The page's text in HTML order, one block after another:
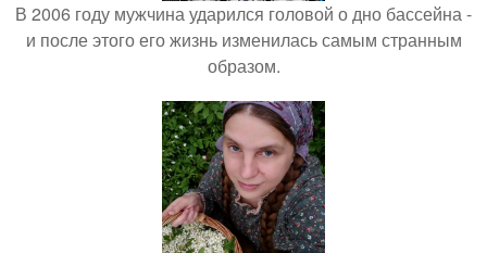
В 2006 году мужчина ударился головой о дно бассейна -
и после этого его жизнь изменилась самым странным
образом.